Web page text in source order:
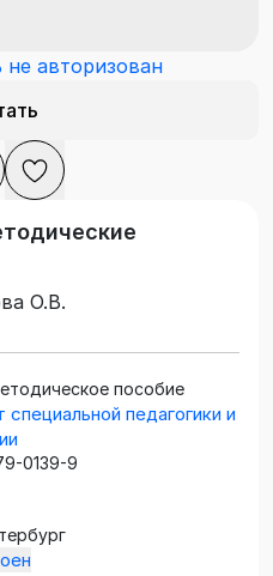
не авторизован
О.В.
пособие
специальной педагогики и
0139-9